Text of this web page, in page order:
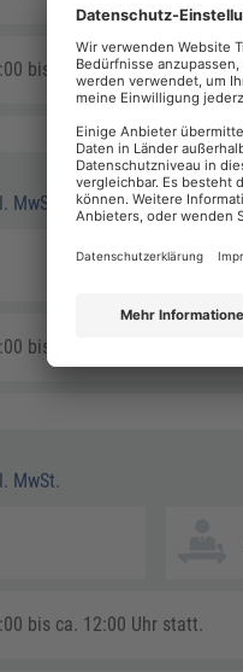
bis ca. 12:00 Uhr statt.
MwSt.
bis ca. 12:00 Uhr statt.
MwSt.
bis ca. 12:00 Uhr statt.